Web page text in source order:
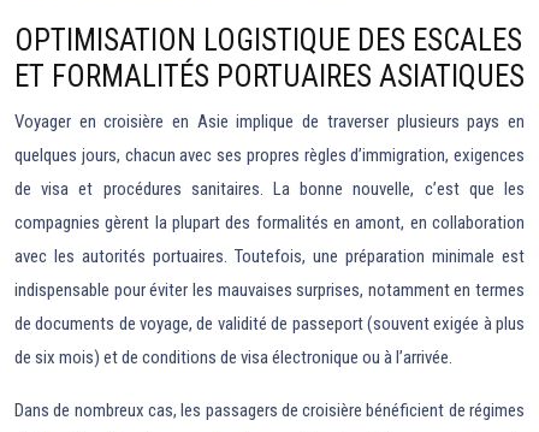
OPTIMISATION LOGISTIQUE DES ESCALES
ET FORMALITÉS PORTUAIRES ASIATIQUES
Voyager en croisière en Asie implique de traverser plusieurs pays en
quelques jours, chacun avec ses propres règles d’immigration, exigences
de visa et procédures sanitaires. La bonne nouvelle, c’est que les
compagnies gèrent la plupart des formalités en amont, en collaboration
avec les autorités portuaires. Toutefois, une préparation minimale est
indispensable pour éviter les mauvaises surprises, notamment en termes
de documents de voyage, de validité de passeport (souvent exigée à plus
de six mois) et de conditions de visa électronique ou à l’arrivée.
Dans de nombreux cas, les passagers de croisière bénéficient de régimes